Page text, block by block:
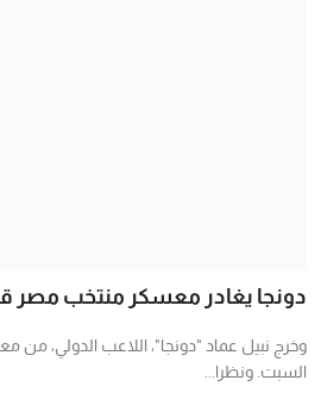
دونجا يغادر معسكر منتخب مصر
وخرج نبيل عماد "دونجا"، اللاعب الدولي، من
السبت. ونظرا...